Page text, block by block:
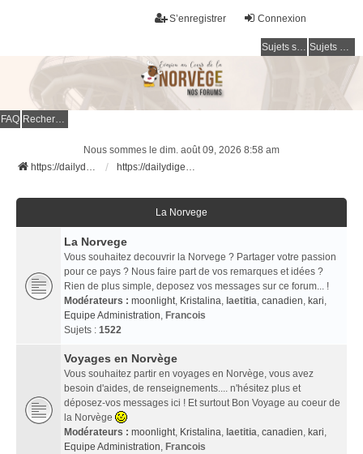
Connexion
S’enregistrer
Sujets sans réponse Sujets actifs
FAQ Rechercher
Nous sommes le dim. août 09, 2026 8:58 am
https://dailydigesthub.com
https://dailydigesthub.com
La Norvege
La Norvege
Vous souhaitez decouvrir la Norvege ? Partager votre passion
pour ce pays ? Nous faire part de vos remarques et idées ?
Rien de plus simple, deposez vos messages sur ce forum... !
Modérateurs : moonlight, Kristalina, laetitia, canadien, kari,
Equipe Administration, Francois
Sujets : 1522
Voyages en Norvège
Vous souhaitez partir en voyages en Norvège, vous avez
besoin d'aides, de renseignements.... n'hésitez plus et
déposez-vos messages ici ! Et surtout Bon Voyage au coeur de
la Norvège
Modérateurs : moonlight, Kristalina, laetitia, canadien, kari,
Equipe Administration, Francois